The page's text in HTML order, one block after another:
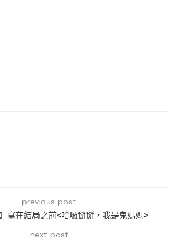
previous post
寫在結局之前<哈囉掰掰，我是鬼媽媽>
next post